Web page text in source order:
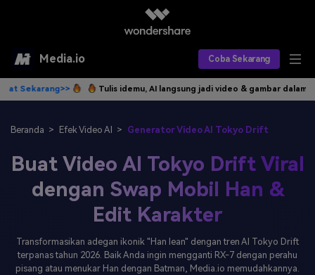
Media.io Coba Sekarang
Alat AI
AI Video
AI Gambar
AI Audio
Produk AI
Asisten Video AI
Editor Video AI
Editor Gambar AI
Editor Audio AI
Efek AI
Efek Video
Sumber Daya
Panduan Pengguna Apa yang Baru
Veo3 TOP
AI langsung jadi video & gambar dalam hitungan detik.Buat Sekarang>>
Beranda > Efek Video AI > Generator Video AI Tokyo Drift
Buat Video AI Tokyo Drift Viral
dengan Swap Mobil Han &
Edit Karakter
Transformasikan adegan ikonik "Han lean" dengan tren AI Tokyo Drift
terpanas tahun 2026. Baik Anda ingin mengganti RX-7 dengan perahu
pisang atau menukar Han dengan Batman, Media.io memudahkannya.